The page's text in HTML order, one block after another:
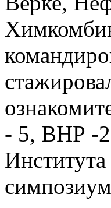
- 5, ВНР -